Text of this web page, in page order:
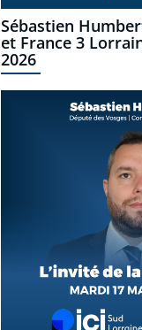
Sébastien
et France 3
2026